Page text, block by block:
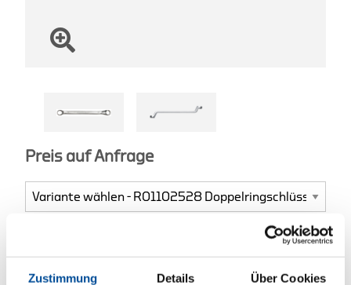
Zustimmung Details Über Cookies
Preis auf Anfrage